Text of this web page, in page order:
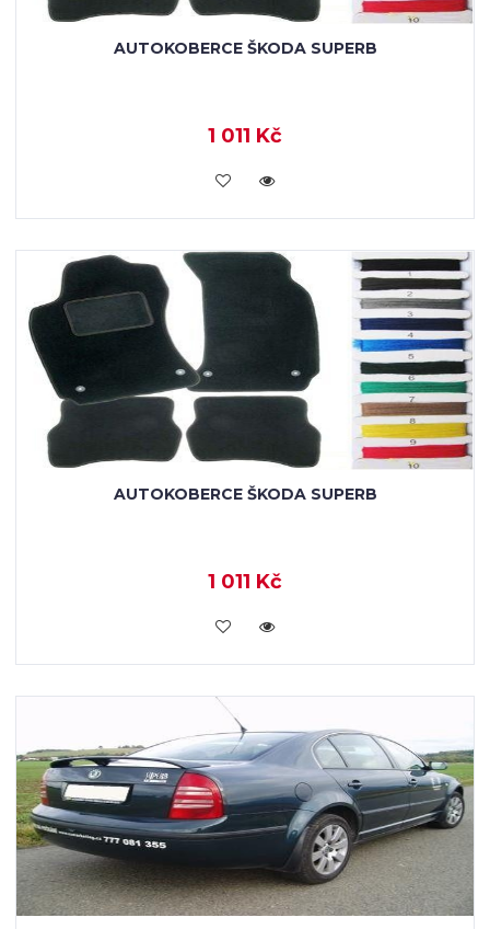
AUTOKOBERCE ŠKODA SUPERB
1 011 Kč
KOUPIT
AUTOKOBERCE ŠKODA SUPERB
1 011 Kč
KOUPIT